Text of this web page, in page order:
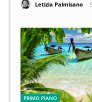
Letizia Palmisano -
PRIMO PIANO